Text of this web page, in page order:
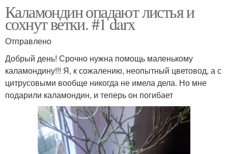
Каламондин опадают листья и
сохнут ветки. #1 darx
Отправлено
Добрый день! Срочно нужна помощь маленькому
каламондину!!! Я, к сожалению, неопытный цветовод, а с
цитрусовыми вообще никогда не имела дела. Но мне
подарили каламондин, и теперь он погибает